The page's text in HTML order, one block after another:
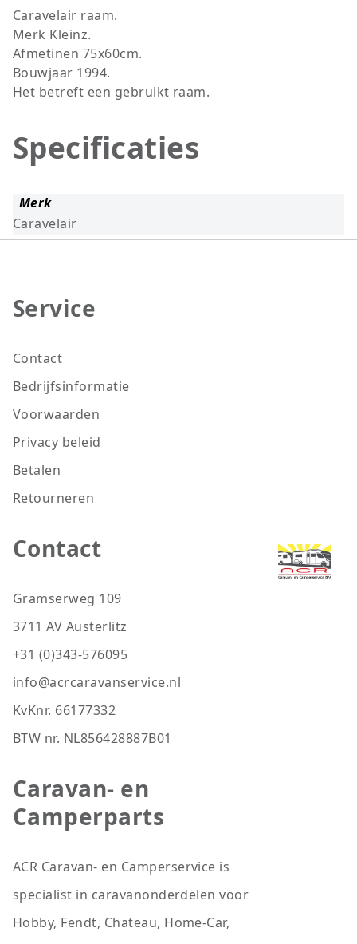
Caravelair raam.
Merk Kleinz.
Afmetinen 75x60cm.
Bouwjaar 1994.
Het betreft een gebruikt raam.
Specificaties
Merk
Caravelair
Service
Contact
Bedrijfsinformatie
Voorwaarden
Privacy beleid
Betalen
Retourneren
Contact
Gramserweg 109
3711 AV Austerlitz
+31 (0)343-576095
info@acrcaravanservice.nl
KvKnr. 66177332
BTW nr. NL856428887B01
Caravan- en
Camperparts
ACR Caravan- en Camperservice is
specialist in caravanonderdelen voor
Hobby, Fendt, Chateau, Home-Car,